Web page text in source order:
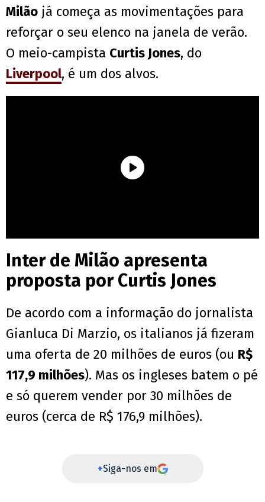
Milão já começa as movimentações para
reforçar o seu elenco na janela de verão.
O meio-campista Curtis Jones, do
Liverpool, é um dos alvos.
Inter de Milão apresenta
proposta por Curtis Jones
De acordo com a informação do jornalista
Gianluca Di Marzio, os italianos já fizeram
uma oferta de 20 milhões de euros (ou R$
117,9 milhões). Mas os ingleses batem o pé
e só querem vender por 30 milhões de
euros (cerca de R$ 176,9 milhões).
+Siga-nos em